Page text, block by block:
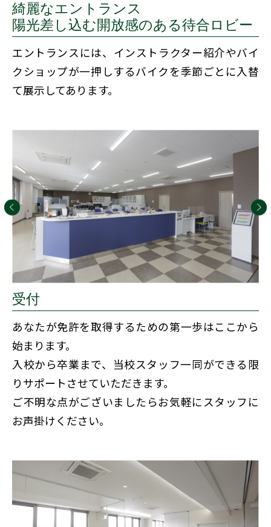
綺麗なエントランス
陽光差し込む開放感のある待合ロビー
エントランスには、インストラクター紹介やバイ
クショップが一押しするバイクを季節ごとに入替
て展示してあります。
受付
あなたが免許を取得するための第一歩はここから
始まります。
入校から卒業まで、当校スタッフ一同ができる限
りサポートさせていただきます。
ご不明な点がございましたらお気軽にスタッフに
お声掛けください。